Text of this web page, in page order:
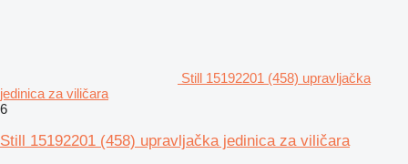
Still 15192201 (458) upravljačka
jedinica za viličara
6
Still 15192201 (458) upravljačka jedinica za viličara